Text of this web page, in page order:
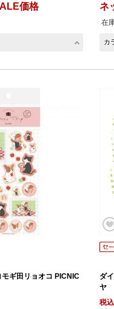
価格 ネ
在
カ
ギ田リョオコ PICNIC
ダ
ヤ
税込